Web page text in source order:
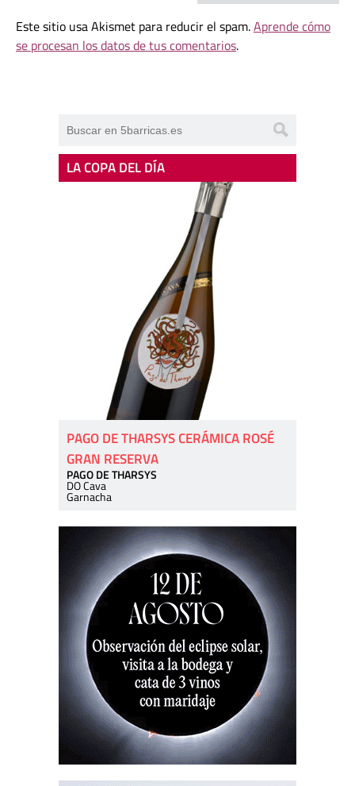
Este sitio usa Akismet para reducir el spam.Aprende cómo
se procesan los datos de tus comentarios.
LA COPA DEL DÍA
PAGO DE THARSYS CERÁMICA ROSÉ
GRAN RESERVA
PAGO DE THARSYS
DO Cava
Garnacha